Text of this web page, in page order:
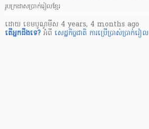
រូបក្រដាសប្រាក់រៀលខ្មែរ
ដោយ ​ ខេមបូណូមីស 4 years, 4 months ago
តើ​អ្នក​ដឹងទេ? អំពី សេដ្ឋកិច្ចជាតិ ការប្រើប្រាស់ប្រាក់រៀល